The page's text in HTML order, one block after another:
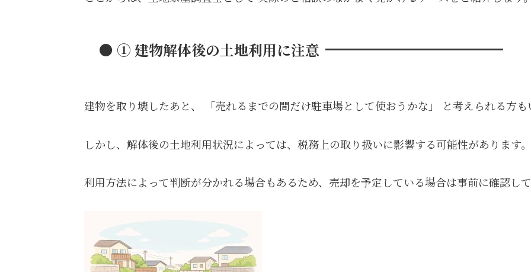
● ① 建物解体後の土地利用に注意
建物を取り壊したあと、 「売れるまでの間だけ駐車場として使おうかな」 と考えられる方も
しかし、解体後の土地利用状況によっては、税務上の取り扱いに影響する可能性があります。
利用方法によって判断が分かれる場合もあるため、売却を予定している場合は事前に確認し